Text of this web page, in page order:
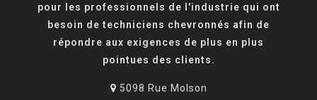
pour les professionnels de l'industrie qui ont
besoin de techniciens chevronnés afin de
répondre aux exigences de plus en plus
pointues des clients.
5098 Rue Molson